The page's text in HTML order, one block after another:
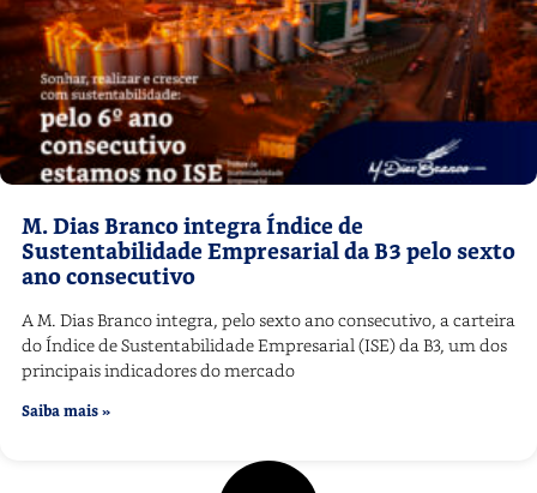
M. Dias Branco integra Índice de
Sustentabilidade Empresarial da B3 pelo sexto
ano consecutivo
A M. Dias Branco integra, pelo sexto ano consecutivo, a carteira
do Índice de Sustentabilidade Empresarial (ISE) da B3, um dos
principais indicadores do mercado
Saiba mais »